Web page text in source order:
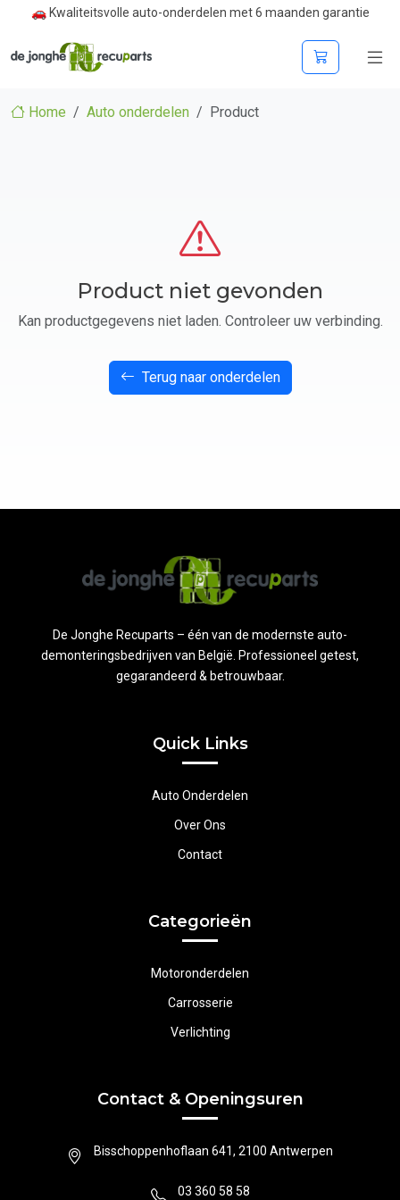
🚗 Kwaliteitsvolle auto-onderdelen met 6 maanden garantie
Home Auto onderdelen Product
Product niet gevonden
Kan productgegevens niet laden. Controleer uw verbinding.
Terug naar onderdelen
De Jonghe Recuparts – één van de modernste auto-
demonteringsbedrijven van België. Professioneel getest,
gegarandeerd & betrouwbaar.
Quick Links
Auto Onderdelen
Over Ons
Contact
Categorieën
Motoronderdelen
Carrosserie
Verlichting
Contact & Openingsuren
Bisschoppenhoflaan 641, 2100 Antwerpen
03 360 58 58